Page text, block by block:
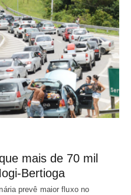
mais de 70 mil
Bertioga
prevê maior fluxo no